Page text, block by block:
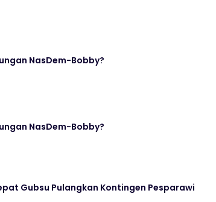
NasDem-Bobby?
NasDem-Bobby?
Gubsu Pulangkan Kontingen Pesparawi